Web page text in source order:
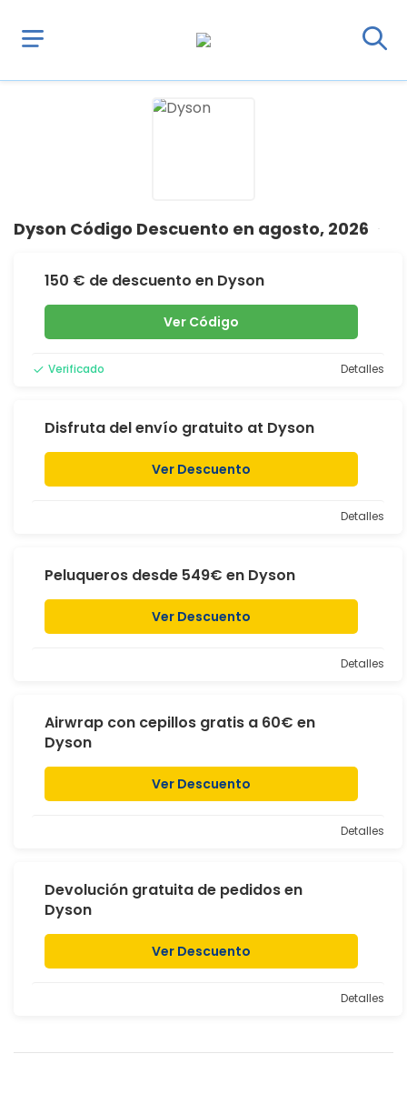
Dyson Código Descuento en agosto, 2026
150 € de descuento en Dyson
Ver Código
Verificado Detalles
Disfruta del envío gratuito at Dyson
Ver Descuento
Detalles
Peluqueros desde 549€ en Dyson
Ver Descuento
Detalles
Airwrap con cepillos gratis a 60€ en
Dyson
Ver Descuento
Detalles
Devolución gratuita de pedidos en
Dyson
Ver Descuento
Detalles